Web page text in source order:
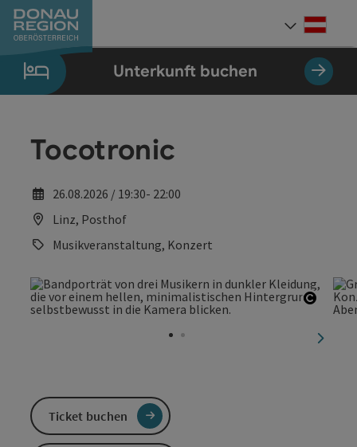
Zum Inhalt
Zur Navigation
Zum Seitenanfang
Zur Kontaktseite
Zum Impressum
Zur Startseite
Unterkunft buchen
Tocotronic
26.08.2026 / 19:30- 22:00
Linz, Posthof
Musikveranstaltung, Konzert
Ticket buchen